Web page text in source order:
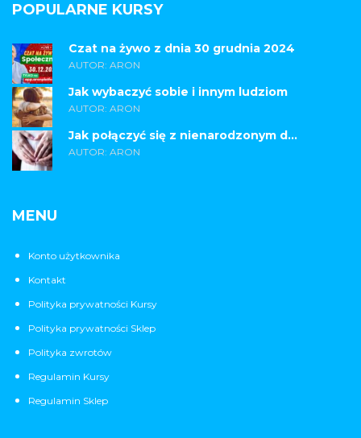
POPULARNE KURSY
Czat na żywo z dnia 30 grudnia 2024
AUTOR: ARON
Jak wybaczyć sobie i innym ludziom
AUTOR: ARON
Jak połączyć się z nienarodzonym d...
AUTOR: ARON
MENU
Konto użytkownika
Kontakt
Polityka prywatności Kursy
Polityka prywatności Sklep
Polityka zwrotów
Regulamin Kursy
Regulamin Sklep